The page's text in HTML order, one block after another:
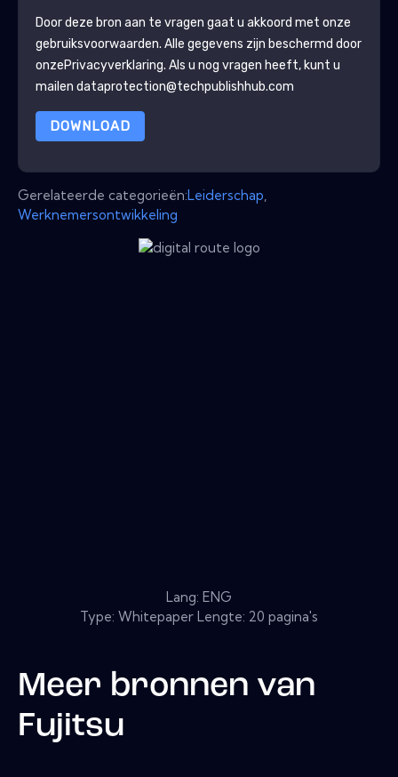
Door deze bron aan te vragen gaat u akkoord met onze
gebruiksvoorwaarden. Alle gegevens zijn beschermd door
onzePrivacyverklaring. Als u nog vragen heeft, kunt u
mailen dataprotection@techpublishhub.com
DOWNLOAD
Gerelateerde categorieën:Leiderschap
Werknemersontwikkeling
Lang: ENG
Type: Whitepaper Lengte: 20 pagina's
Meer bronnen van
Fujitsu